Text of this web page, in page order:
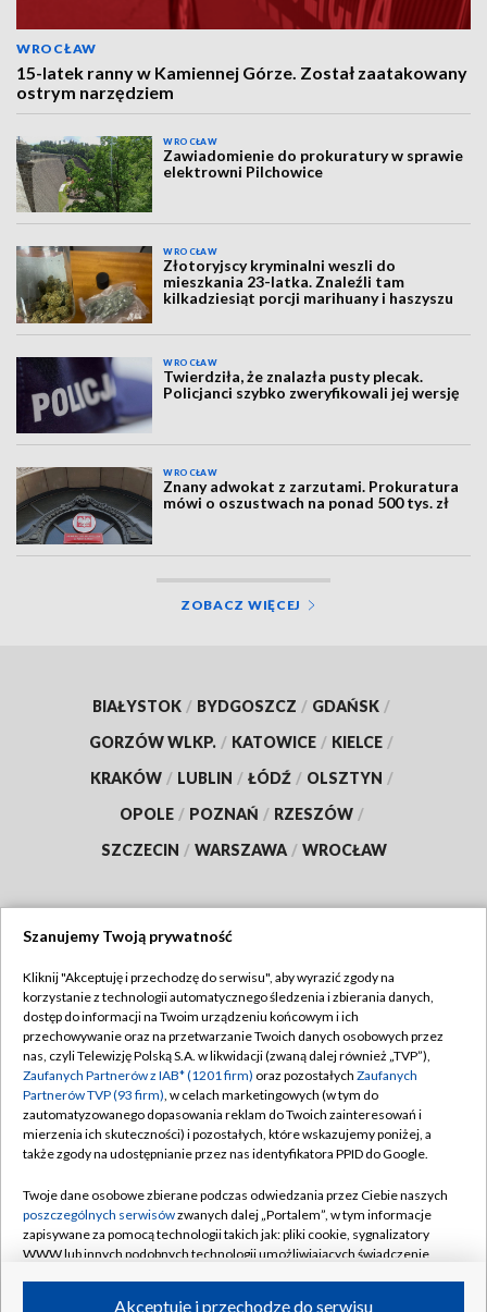
WROCŁAW
15-latek ranny w Kamiennej Górze. Został zaatakowany
ostrym narzędziem
WROCŁAW
Zawiadomienie do prokuratury w sprawie
elektrowni Pilchowice
WROCŁAW
Złotoryjscy kryminalni weszli do
mieszkania 23-latka. Znaleźli tam
kilkadziesiąt porcji marihuany i haszyszu
WROCŁAW
Twierdziła, że znalazła pusty plecak.
Policjanci szybko zweryfikowali jej wersję
WROCŁAW
Znany adwokat z zarzutami. Prokuratura
mówi o oszustwach na ponad 500 tys. zł
ZOBACZ WIĘCEJ
BIAŁYSTOK / BYDGOSZCZ / GDAŃSK /
GORZÓW WLKP. / KATOWICE / KIELCE /
KRAKÓW / LUBLIN / ŁÓDŹ / OLSZTYN /
OPOLE / POZNAŃ / RZESZÓW /
SZCZECIN / WARSZAWA / WROCŁAW
TVP
Abonament TVP
Emisja w TVP
Centrum informacji TVP
Naziemna Telewizja Cyfrowa
Rada Programowa
System NOS
Informacje o nadawcy
Regulamin TVP
Polityka prywatności
Moje zgody
Pomoc
Kontakt
Kanały
Szanujemy Twoją prywatność
Kliknij "Akceptuję i przechodzę do serwisu", aby wyrazić zgody na
korzystanie z technologii automatycznego śledzenia i zbierania danych,
dostęp do informacji na Twoim urządzeniu końcowym i ich
przechowywanie oraz na przetwarzanie Twoich danych osobowych przez
nas, czyli Telewizję Polską S.A. w likwidacji (zwaną dalej również „TVP”),
Zaufanych Partnerów z IAB* (1201 firm) oraz pozostałych Zaufanych
Partnerów TVP (93 firm), w celach marketingowych (w tym do
zautomatyzowanego dopasowania reklam do Twoich zainteresowań i
mierzenia ich skuteczności) i pozostałych, które wskazujemy poniżej, a
także zgody na udostępnianie przez nas identyfikatora PPID do Google.
Twoje dane osobowe zbierane podczas odwiedzania przez Ciebie naszych
poszczególnych serwisówzwanych dalej „Portalem”, w tym informacje
zapisywane za pomocą technologii takich jak: pliki cookie, sygnalizatory
WWW lub innych podobnych technologii umożliwiających świadczenie
Akceptuję i przechodzę do serwisu